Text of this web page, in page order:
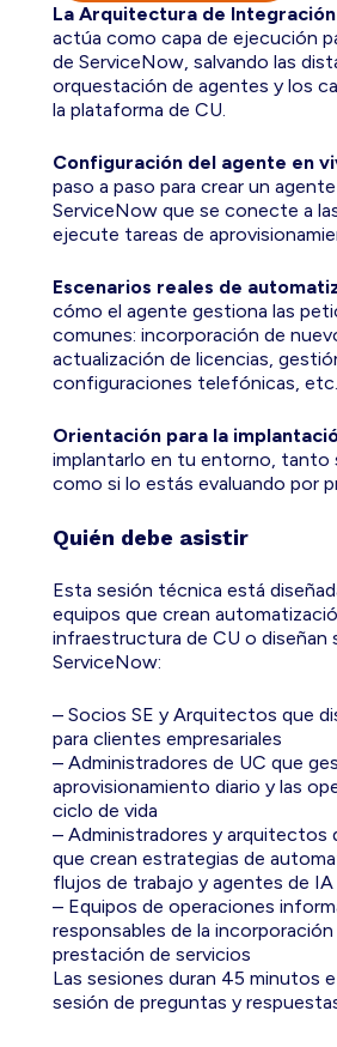
La Arquitectura de Integración
actúa como capa de ejecución
de ServiceNow, salvando las
orquestación de agentes y los
la plataforma de CU.
Configuración del agente en
paso a paso para crear un
ServiceNow que se conecte a
ejecute tareas de
Escenarios reales de
cómo el agente gestiona las
comunes: incorporación de
actualización de licencias,
configuraciones telefónicas, etc.
Orientación para la
implantarlo en tu entorno, tanto
como si lo estás evaluando por
Quién debe asistir
Esta sesión técnica está
equipos que crean
infraestructura de CU o diseñan
ServiceNow:
– Socios SE y Arquitectos que
para clientes empresariales
– Administradores de UC que
aprovisionamiento diario y las
ciclo de vida
– Administradores y arquitectos
que crean estrategias de
flujos de trabajo y agentes de IA
– Equipos de operaciones
responsables de la incorporación
prestación de servicios
Las sesiones duran 45 minutos
sesión de preguntas y